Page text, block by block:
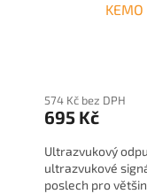
574 Kč bez DPH
695 Kč
Ultrazvukový
ultrazvukové
poslech pro